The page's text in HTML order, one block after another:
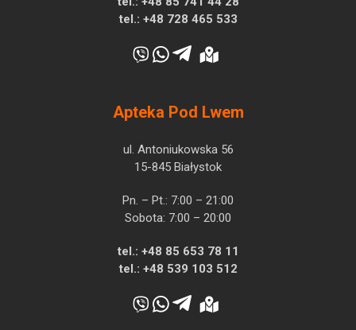
tel.: +48 728 465 533
Apteka Pod Lwem
ul. Antoniukowska 56
15-845 Białystok
Pn. – Pt.: 7:00 – 21:00
Sobota: 7:00 – 20:00
tel.: +48 85 653 78 11
tel.: +48 539 103 512